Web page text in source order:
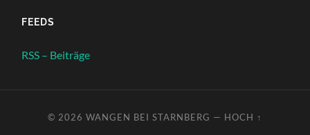
FEEDS
RSS – Beiträge
© 2026 WANGEN BEI STARNBERG — HOCH ↑